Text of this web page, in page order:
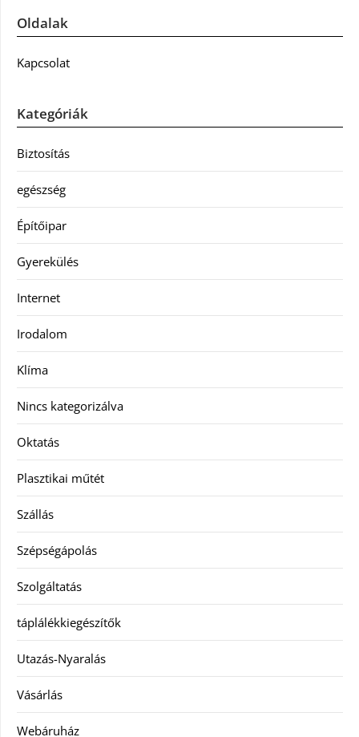
Oldalak
Kapcsolat
Kategóriák
Biztosítás
egészség
Építőipar
Gyerekülés
Internet
Irodalom
Klíma
Nincs kategorizálva
Oktatás
Plasztikai műtét
Szállás
Szépségápolás
Szolgáltatás
táplálékkiegészítők
Utazás-Nyaralás
Vásárlás
Webáruház